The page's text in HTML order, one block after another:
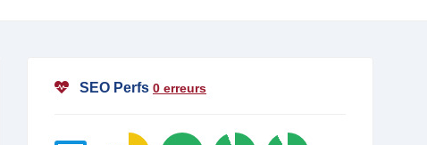
SEO Perfs 0 erreurs